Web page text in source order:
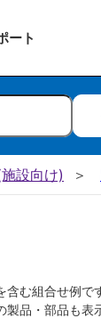
ート
設向け)
む組合せ例で
製品・部品も表